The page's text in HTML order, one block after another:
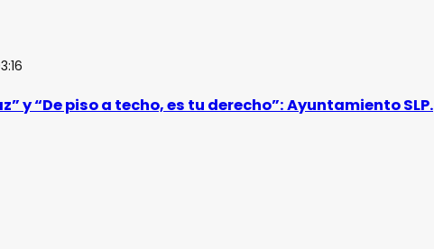
y “De piso a techo, es tu derecho”: Ayuntamiento SLP.